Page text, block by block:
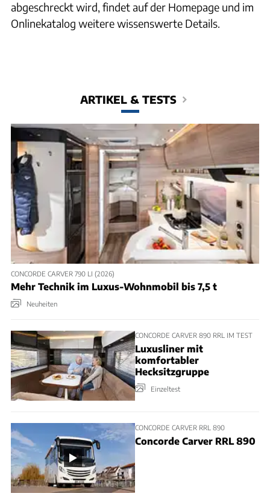
abgeschreckt wird, findet auf der Homepage und im
Onlinekatalog weitere wissenswerte Details.
ARTIKEL & TESTS
CONCORDE CARVER 790 LI (2026)
Mehr Technik im Luxus-Wohnmobil bis 7,5 t
Neuheiten
CONCORDE CARVER 890 RRL IM TEST
Luxusliner mit
komfortabler
Hecksitzgruppe
Einzeltest
CONCORDE CARVER RRL 890
Concorde Carver RRL 890